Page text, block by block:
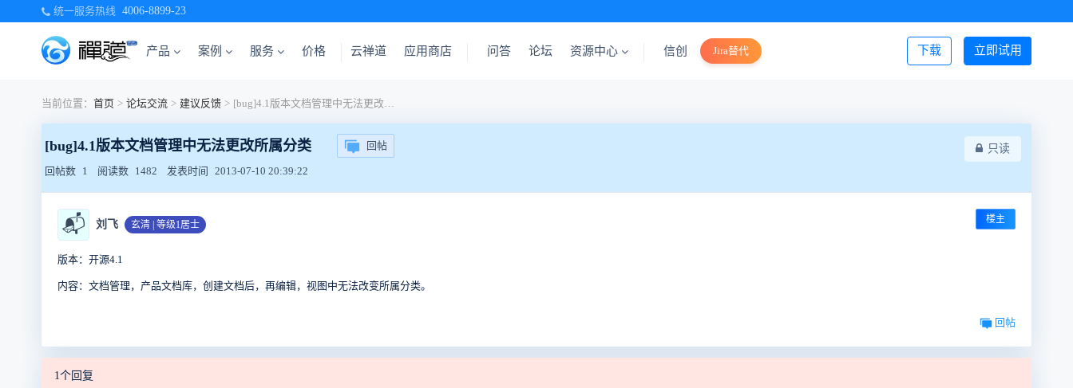
统一服务热线 4006-8899-23
产品 案例 服务 价格 立即试用
下载
云禅道 应用商店 问答 论坛 资源中心 信创 Jira替代 登录/注册
当前位置： 首页 > 论坛交流 > 建议反馈 > [bug]4.1版本文档管理中无法更改所属分类
只读
[bug]4.1版本文档管理中无法更改所属分类 回帖
回帖数 1 阅读数 1482 发表时间 2013-07-10 20:39:22
📬 刘飞 玄清 | 等级1居士 楼主
版本：开源4.1
内容：文档管理，产品文档库，创建文档后，再编辑，视图中无法改变所属分类。
回帖
1个回复